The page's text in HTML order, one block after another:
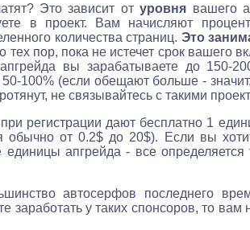
Это зависит отуровня вашего
в проект. Вам начисляют
количества страниц. Это
тех пор, пока не истечет срок вашего
вы зарабатываете до 150-
100% (если обещают больше -
не связывайтесь с такими
регистрации дают бесплатно 1
обычно от 0.2$ до 20$). Если вы
единицы апгрейда - все
автосерфов последнего
заработать у таких спонсоров, то